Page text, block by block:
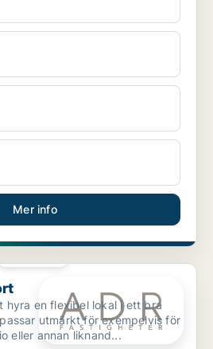
Mer info
hyra en flexibel lokal i ett bra
eller annan liknand...